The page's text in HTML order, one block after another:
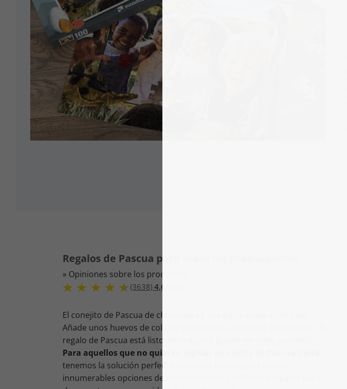
Regalos de Pascua para todos los presupuestos
» Opiniones sobre los productos:
(3638)4,64
El conejito de Pascua de chocolate es una parte integral del nido.
Añade unos huevos de colores y una bonita tarjeta de felicitación – Tu
regalo de Pascua está listo. Pero eso no puede ser todo, ¿verdad?
Para aquellos que no quieran regalar una cesta de Pascua típica
tenemos la solución perfecta. Nuestros Fotopuzzles ofrecen
innumerables opciones de diseño creativo y suficiente espacio para